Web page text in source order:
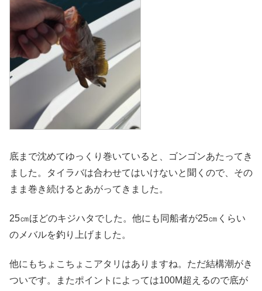
底まで沈めてゆっくり巻いていると、ゴンゴンあたってき
ました。タイラバは合わせてはいけないと聞くので、その
まま巻き続けるとあがってきました。
25㎝ほどのキジハタでした。他にも同船者が25㎝くらい
のメバルを釣り上げました。
他にもちょこちょこアタリはありますね。ただ結構潮がき
ついです。またポイントによっては100M超えるので底が